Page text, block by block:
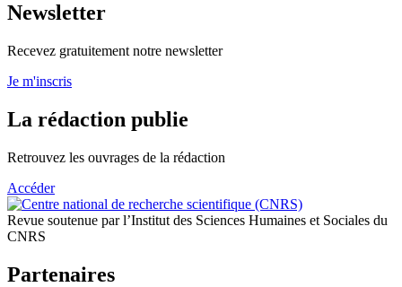
Newsletter
Recevez gratuitement notre newsletter
Je m'inscris
La rédaction publie
Retrouvez les ouvrages de la rédaction
Accéder
Revue soutenue par l’Institut des Sciences Humaines et Sociales du
CNRS
Partenaires